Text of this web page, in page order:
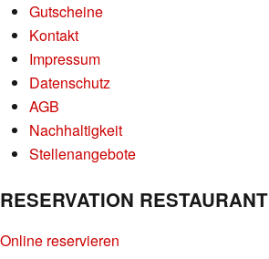
Gutscheine
Kontakt
Impressum
Datenschutz
AGB
Nachhaltigkeit
Stellenangebote
RESERVATION RESTAURANT
Online reservieren